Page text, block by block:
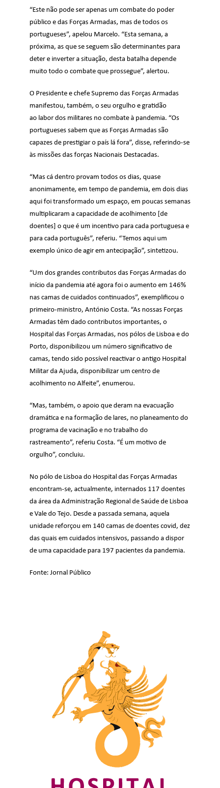
“Este não pode ser apenas um combate do poder
público e das Forças Armadas, mas de todos os
portugueses”, apelou Marcelo. “Esta semana, a
próxima, as que se seguem são determinantes para
deter e inverter a situação, desta batalha depende
muito todo o combate que prossegue”, alertou.
O Presidente e chefe Supremo das Forças Armadas
manifestou, também, o seu orgulho e gratidão
ao labor dos militares no combate à pandemia. “Os
portugueses sabem que as Forças Armadas são
capazes de prestigiar o país lá fora”, disse, referindo-se
às missões das forças Nacionais Destacadas.
“Mas cá dentro provam todos os dias, quase
anonimamente, em tempo de pandemia, em dois dias
aqui foi transformado um espaço, em poucas semanas
multiplicaram a capacidade de acolhimento [de
doentes] o que é um incentivo para cada portuguesa e
para cada português”, referiu. “Temos aqui um
exemplo único de agir em antecipação”, sintetizou.
“Um dos grandes contributos das Forças Armadas do
início da pandemia até agora foi o aumento em 146%
nas camas de cuidados continuados”, exemplificou o
primeiro-ministro, António Costa. “As nossas Forças
Armadas têm dado contributos importantes, o
Hospital das Forças Armadas, nos pólos de Lisboa e do
Porto, disponibilizou um número significativo de
camas, tendo sido possível reactivar o antigo Hospital
Militar da Ajuda, disponibilizar um centro de
acolhimento no Alfeite”, enumerou.
“Mas, também, o apoio que deram na evacuação
dramática e na formação de lares, no planeamento do
programa de vacinação e no trabalho do
rastreamento”, referiu Costa. “É um motivo de
orgulho”, concluiu.
No pólo de Lisboa do Hospital das Forças Armadas
encontram-se, actualmente, internados 117 doentes
da área da Administração Regional de Saúde de Lisboa
e Vale do Tejo. Desde a passada semana, aquela
unidade reforçou em 140 camas de doentes covid, dez
das quais em cuidados intensivos, passando a dispor
de uma capacidade para 197 pacientes da pandemia.
Fonte: Jornal Público